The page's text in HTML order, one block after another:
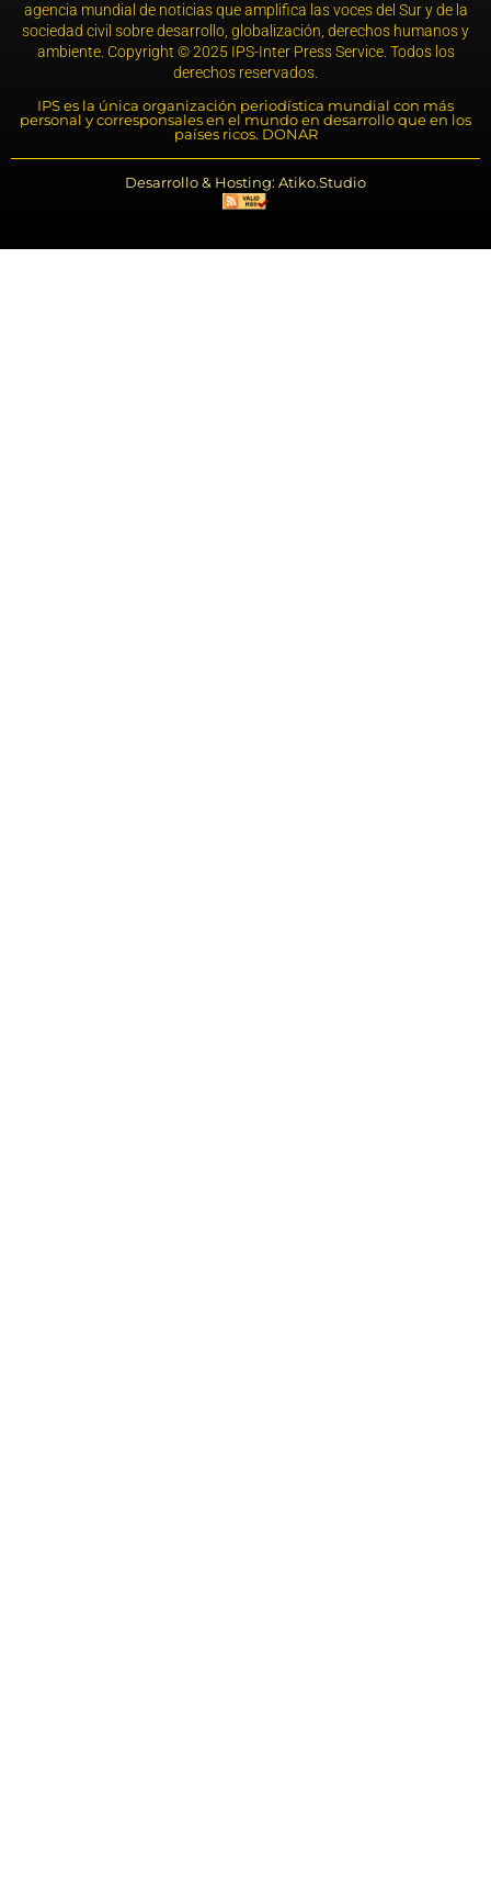
agencia mundial de noticias que amplifica las voces del Sur y de la
sociedad civil sobre desarrollo, globalización, derechos humanos y
ambiente. Copyright © 2025 IPS-Inter Press Service. Todos los
derechos reservados.
IPS es la única organización periodística mundial con más
personal y corresponsales en el mundo en desarrollo que en los
países ricos. DONAR
Desarrollo & Hosting: Atiko.Studio